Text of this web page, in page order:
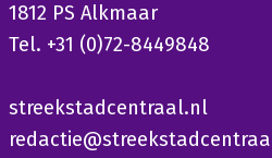
1812 PS Alkmaar
Tel. +31 (0)72-8449848
streekstadcentraal.nl